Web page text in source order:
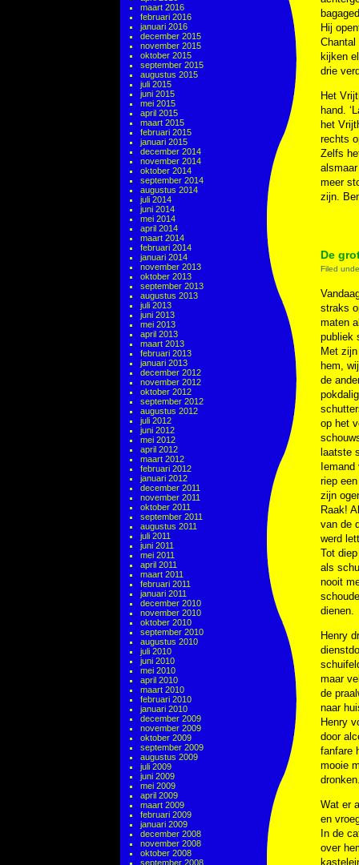
maart 2016
februari 2016
januari 2016
december 2015
november 2015
oktober 2015
september 2015
augustus 2015
juli 2015
juni 2015
mei 2015
april 2015
maart 2015
februari 2015
januari 2015
december 2014
november 2014
oktober 2014
september 2014
augustus 2014
juli 2014
juni 2014
mei 2014
april 2014
maart 2014
februari 2014
januari 2014
november 2013
oktober 2013
september 2013
augustus 2013
juli 2013
juni 2013
mei 2013
april 2013
maart 2013
februari 2013
januari 2013
december 2012
november 2012
oktober 2012
september 2012
augustus 2012
juli 2012
juni 2012
mei 2012
april 2012
maart 2012
februari 2012
januari 2012
december 2011
november 2011
oktober 2011
september 2011
augustus 2011
juli 2011
juni 2011
mei 2011
april 2011
maart 2011
februari 2011
januari 2011
december 2010
november 2010
oktober 2010
september 2010
augustus 2010
juli 2010
juni 2010
mei 2010
april 2010
maart 2010
februari 2010
januari 2010
december 2009
november 2009
oktober 2009
september 2009
augustus 2009
juli 2009
juni 2009
mei 2009
april 2009
maart 2009
februari 2009
januari 2009
december 2008
november 2008
oktober 2008
september 2008
Hij
kijken
drie
Het
hand.
het
rechts
Zelfs
meer
zijn.
De
Filed
straks
maten
publiek
Met
hem,
de
op het
laatste
riep
zijn
Raak!
van de
werd
Tot
als
nooit
dienen.
Henry
maar
de
naar
Henry
door
fanfare
mooie
Wat er
en
In de
over